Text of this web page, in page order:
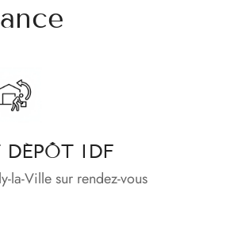
DÉPÔT IDF
la-Ville sur rendez-vous